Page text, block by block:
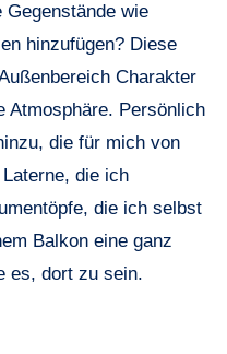
Gegenstände wie
hinzufügen? Diese
Charakter
Atmosphäre. Persönlich
die für mich von
die ich
die ich selbst
Balkon eine ganz
es, dort zu sein.